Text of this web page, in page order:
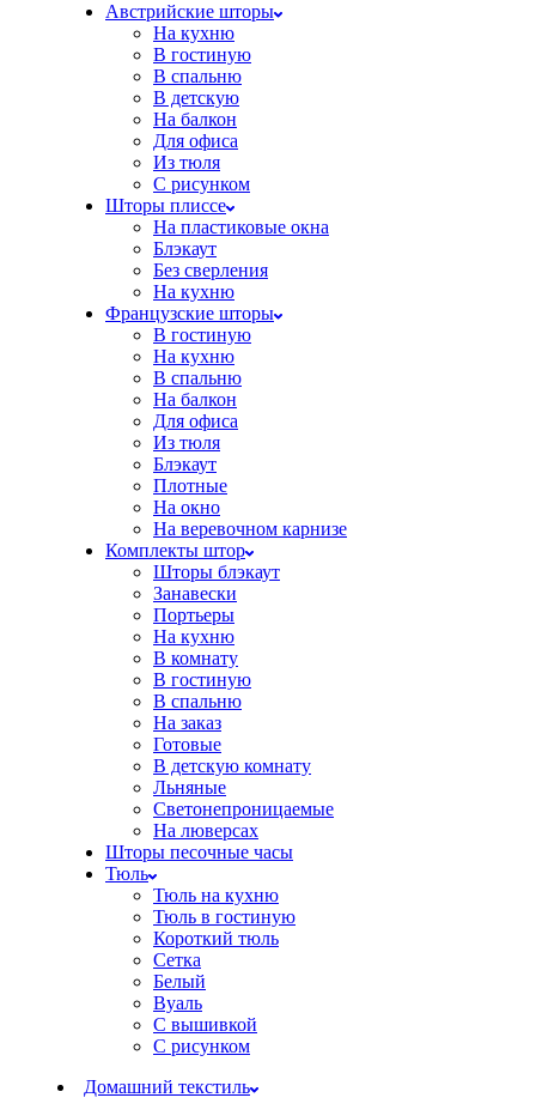
Австрийские шторы
На кухню
В гостиную
В спальню
В детскую
На балкон
Для офиса
Из тюля
С рисунком
Шторы плиссе
На пластиковые окна
Блэкаут
Без сверления
На кухню
Французские шторы
В гостиную
На кухню
В спальню
На балкон
Для офиса
Из тюля
Блэкаут
Плотные
На окно
На веревочном карнизе
Комплекты штор
Шторы блэкаут
Занавески
Портьеры
На кухню
В комнату
В гостиную
В спальню
На заказ
Готовые
В детскую комнату
Льняные
Светонепроницаемые
На люверсах
Шторы песочные часы
Тюль
Тюль на кухню
Тюль в гостиную
Короткий тюль
Сетка
Белый
Вуаль
С вышивкой
С рисунком
Домашний текстиль